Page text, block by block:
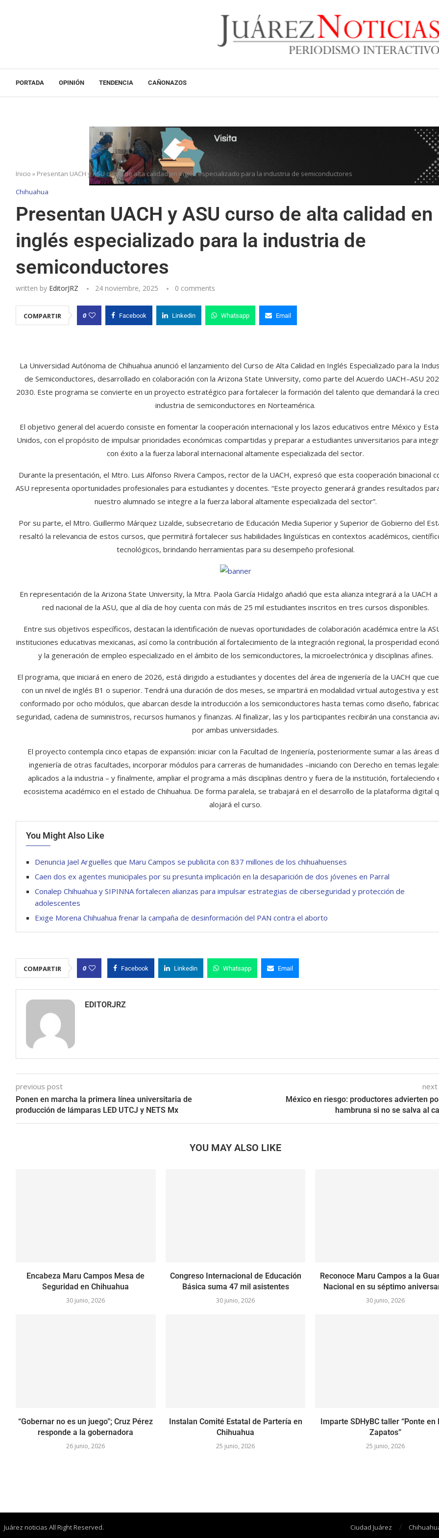
PORTADA OPINIÓN TENDENCIA CAÑONAZOS
Inicio » Presentan UACH y ASU curso de alta calidad en inglés especializado para la industria de semiconductores
Chihuahua
Presentan UACH y ASU curso de alta calidad en
inglés especializado para la industria de
semiconductores
written by EditorJRZ 24 noviembre, 2025 0 comments
COMPARTIR 0 Facebook Linkedin Whatsapp Email
La Universidad Autónoma de Chihuahua anunció el lanzamiento del Curso de Alta Calidad en Inglés Especializado para la
de Semiconductores, desarrollado en colaboración con la Arizona State University, como parte del Acuerdo UACH–ASU
2030. Este programa se convierte en un proyecto estratégico para fortalecer la formación del talento que demandará la
industria de semiconductores en Norteamérica.
El objetivo general del acuerdo consiste en fomentar la cooperación internacional y los lazos educativos entre México y
Unidos, con el propósito de impulsar prioridades económicas compartidas y preparar a estudiantes universitarios para
con éxito a la fuerza laboral internacional altamente especializada del sector.
Durante la presentación, el Mtro. Luis Alfonso Rivera Campos, rector de la UACH, expresó que esta cooperación binacional
ASU representa oportunidades profesionales para estudiantes y docentes. “Este proyecto generará grandes resultados
nuestro alumnado se integre a la fuerza laboral altamente especializada del sector”.
Por su parte, el Mtro. Guillermo Márquez Lizalde, subsecretario de Educación Media Superior y Superior de Gobierno del
resaltó la relevancia de estos cursos, que permitirá fortalecer sus habilidades lingüísticas en contextos académicos,
tecnológicos, brindando herramientas para su desempeño profesional.
En representación de la Arizona State University, la Mtra. Paola García Hidalgo añadió que esta alianza integrará a la UACH a
red nacional de la ASU, que al día de hoy cuenta con más de 25 mil estudiantes inscritos en tres cursos disponibles.
Entre sus objetivos específicos, destacan la identificación de nuevas oportunidades de colaboración académica entre la
instituciones educativas mexicanas, así como la contribución al fortalecimiento de la integración regional, la prosperidad
y la generación de empleo especializado en el ámbito de los semiconductores, la microelectrónica y disciplinas afines.
El programa, que iniciará en enero de 2026, está dirigido a estudiantes y docentes del área de ingeniería de la UACH que
con un nivel de inglés B1 o superior. Tendrá una duración de dos meses, se impartirá en modalidad virtual autogestiva y
conformado por ocho módulos, que abarcan desde la introducción a los semiconductores hasta temas como diseño,
seguridad, cadena de suministros, recursos humanos y finanzas. Al finalizar, las y los participantes recibirán una constancia
por ambas universidades.
El proyecto contempla cinco etapas de expansión: iniciar con la Facultad de Ingeniería, posteriormente sumar a las áreas
ingeniería de otras facultades, incorporar módulos para carreras de humanidades –iniciando con Derecho en temas
aplicados a la industria – y finalmente, ampliar el programa a más disciplinas dentro y fuera de la institución, fortaleciendo
ecosistema académico en el estado de Chihuahua. De forma paralela, se trabajará en el desarrollo de la plataforma digital
alojará el curso.
You Might Also Like
Denuncia Jael Arguelles que Maru Campos se publicita con 837 millones de los chihuahuenses
Caen dos ex agentes municipales por su presunta implicación en la desaparición de dos jóvenes en Parral
Conalep Chihuahua y SIPINNA fortalecen alianzas para impulsar estrategias de ciberseguridad y protección de
adolescentes
Exige Morena Chihuahua frenar la campaña de desinformación del PAN contra el aborto
COMPARTIR 0 Facebook Linkedin Whatsapp Email
EDITORJRZ
previous post
Ponen en marcha la primera línea universitaria de
producción de lámparas LED UTCJ y NETS Mx
México en riesgo: productores advierten
hambruna si no se salva al
YOU MAY ALSO LIKE
Encabeza Maru Campos Mesa de
Seguridad en Chihuahua
30 junio, 2026
Congreso Internacional de Educación
Básica suma 47 mil asistentes
30 junio, 2026
Reconoce Maru Campos a la
Nacional en su séptimo
30 junio, 2026
“Gobernar no es un juego”; Cruz Pérez
responde a la gobernadora
26 junio, 2026
Instalan Comité Estatal de Partería en
Chihuahua
25 junio, 2026
Imparte SDHyBC taller “Ponte en
Zapatos”
25 junio, 2026
Juárez noticias All Right Reserved. Ciudad Juárez